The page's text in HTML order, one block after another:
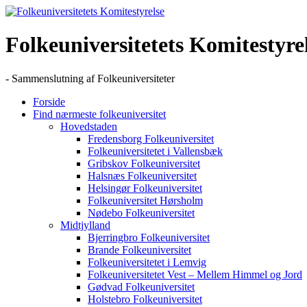
Skip
content
Folkeuniversitetets
- Sammenslutning af Folkeuniversiteter
Forside
Find nærmeste folkeuniversitet
Hovedstaden
Fredensborg Folkeuniversitet
Folkeuniversitetet i Vallensbæk
Gribskov Folkeuniversitet
Halsnæs Folkeuniversitet
Helsingør Folkeuniversitet
Folkeuniversitet Hørsholm
Nødebo Folkeuniversitet
Midtjylland
Bjerringbro Folkeuniversitet
Brande Folkeuniversitet
Folkeuniversitetet i Lemvig
Folkeuniversitetet Vest – Mellem Himmel og Jord
Gødvad Folkeuniversitet
Holstebro Folkeuniversitet